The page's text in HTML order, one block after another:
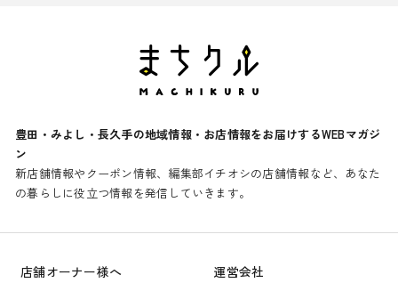
豊田・みよし・長久手の地域情報・お店情報をお届けするWEBマガジ
ン
新店舗情報やクーポン情報、編集部イチオシの店舗情報など、あなた
の暮らしに役立つ情報を発信していきます。
店舗オーナー様へ 運営会社